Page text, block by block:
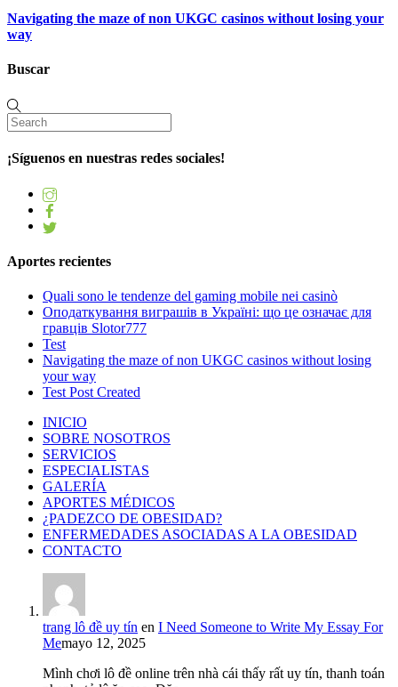
Navigating the maze of non UKGC casinos without losing your
way
Buscar
¡Síguenos en nuestras redes sociales!
Aportes recientes
Quali sono le tendenze del gaming mobile nei casinò
Оподаткування виграшів в Україні: що це означає для
гравців Slotor777
Test
Navigating the maze of non UKGC casinos without losing
your way
Test Post Created
INICIO
SOBRE NOSOTROS
SERVICIOS
ESPECIALISTAS
GALERÍA
APORTES MÉDICOS
¿PADEZCO DE OBESIDAD?
ENFERMEDADES ASOCIADAS A LA OBESIDAD
CONTACTO
trang lô đề uy tín en I Need Someone to Write My Essay For
Memayo 12, 2025
Mình chơi lô đề online trên nhà cái thấy rất uy tín, thanh toán